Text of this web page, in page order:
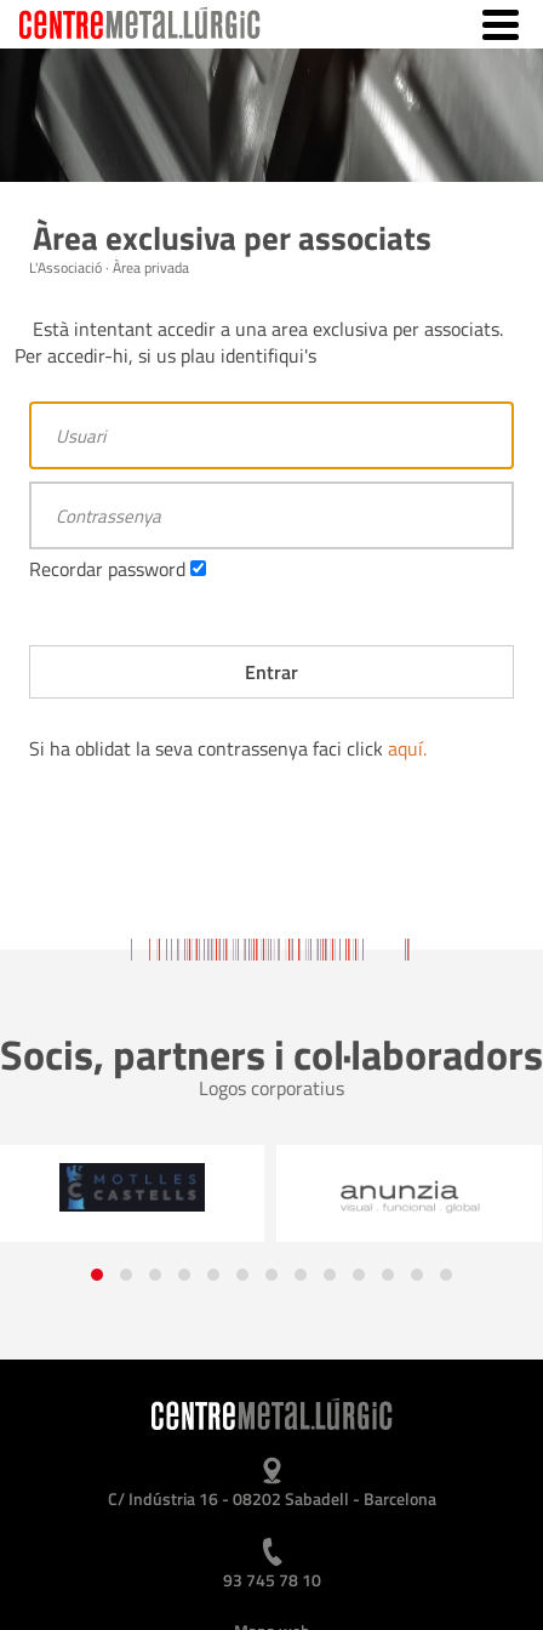
Àrea exclusiva per associats
L'Associació · Àrea privada
Està intentant accedir a una area exclusiva per associats.
Per accedir-hi, si us plau identifiqui's
Recordar password
Si ha oblidat la seva contrassenya faci click aquí.
Socis, partners i col·laboradors
Logos corporatius
C/ Indústria 16 - 08202 Sabadell - Barcelona
93 745 78 10